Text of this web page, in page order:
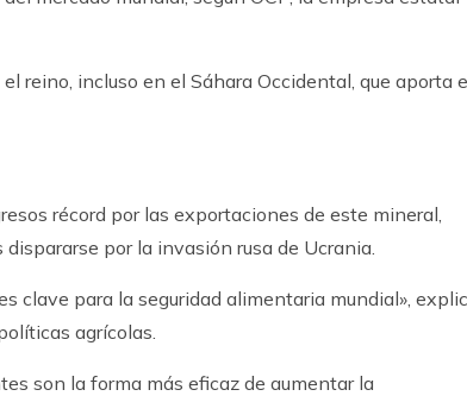
reino, incluso en el Sáhara Occidental, que aporta
récord por las exportaciones de este mineral,
por la invasión rusa de Ucrania.
clave para la seguridad alimentaria mundial»,
agrícolas.
son la forma más eficaz de aumentar la